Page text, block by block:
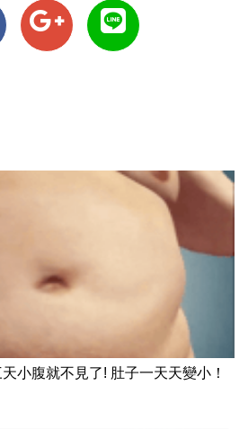
小腹就不見了! 肚子一天天變小！